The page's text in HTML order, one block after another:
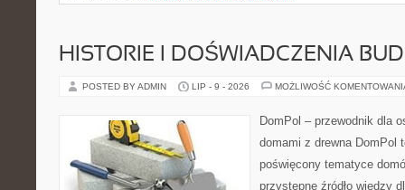
HISTORIE I DOŚWIADCZENIA
POSTED BY ADMIN LIP - 9 - 2026 MOŻLIWOŚĆ
DomPol – przewodnik dla
domami z drewna DomPol
poświęcony tematyce
przystępne źródło wiedzy